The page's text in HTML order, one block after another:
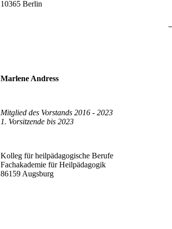
10365 Berlin
Marlene Andress
Mitglied des Vorstands 2016 - 2023
1. Vorsitzende bis 2023
Kolleg für heilpädagogische Berufe
Fachakademie für Heilpädagogik
86159 Augsburg